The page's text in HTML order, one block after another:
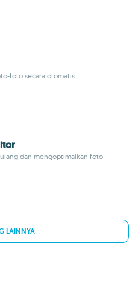
foto secara otomatis
dan mengoptimalkan foto
LAINNYA